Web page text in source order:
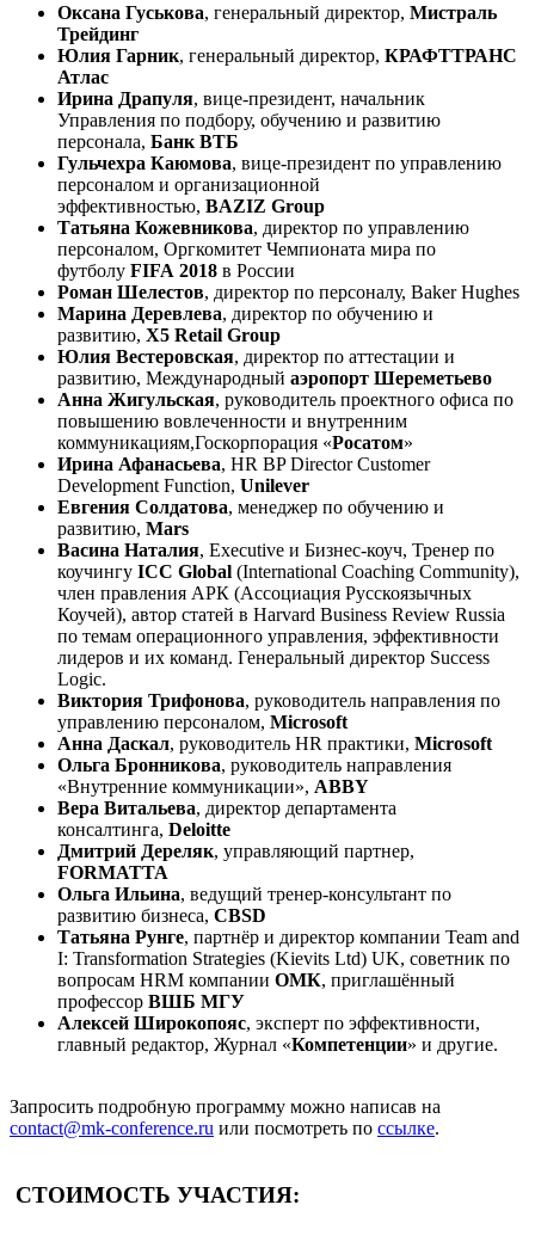
Оксана Гуськова, генеральный директор, Мистраль
Трейдинг
Юлия Гарник, генеральный директор, КРАФТТРАНС
Атлас
Ирина Драпуля, вице-президент, начальник
Управления по подбору, обучению и развитию
персонала, Банк ВТБ
Гульчехра Каюмова, вице-президент по управлению
персоналом и организационной
эффективностью, BAZIZ Group
Татьяна Кожевникова, директор по управлению
персоналом, Оргкомитет Чемпионата мира по
футболу FIFA 2018 в России
Роман Шелестов, директор по персоналу, Baker Hughes
Марина Деревлева, директор по обучению и
развитию, X5 Retail Group
Юлия Вестеровская, директор по аттестации и
развитию, Международный аэропорт Шереметьево
Анна Жигульская, руководитель проектного офиса по
повышению вовлеченности и внутренним
коммуникациям,Госкорпорация «Росатом»
Ирина Афанасьева, HR BP Director Customer
Development Function, Unilever
Евгения Солдатова, менеджер по обучению и
развитию, Mars
Васина Наталия, Executive и Бизнес-коуч, Тренер по
коучингу ICC Global (International Coaching Community),
член правления АРК (Ассоциация Русскоязычных
Коучей), автор статей в Harvard Business Review Russia
по темам операционного управления, эффективности
лидеров и их команд. Генеральный директор Success
Logic.
Виктория Трифонова, руководитель направления по
управлению персоналом, Microsoft
Анна Даскал, руководитель HR практики, Microsoft
Ольга Бронникова, руководитель направления
«Внутренние коммуникации», ABBY
Вера Витальева, директор департамента
консалтинга, Deloitte
Дмитрий Дереляк, управляющий партнер,
FORMATTA
Ольга Ильина, ведущий тренер-консультант по
развитию бизнеса, CBSD
Татьяна Рунге, партнёр и директор компании Team and
I: Transformation Strategies (Kievits Ltd) UK, советник по
вопросам HRM компании ОМК, приглашённый
профессор ВШБ МГУ
Алексей Широкопояс, эксперт по эффективности,
главный редактор, Журнал «Компетенции» и другие.
Запросить подробную программу можно написав на
contact@mk-conference.ru или посмотреть по ссылке.
СТОИМОСТЬ УЧАСТИЯ: